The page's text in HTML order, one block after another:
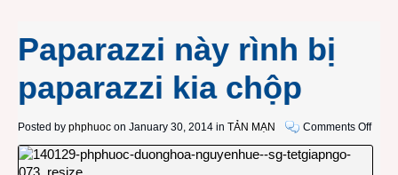
Paparazzi này rình bị
paparazzi kia chộp
Posted by phphuoc on January 30, 2014 in TẢN MẠN Comments Offon